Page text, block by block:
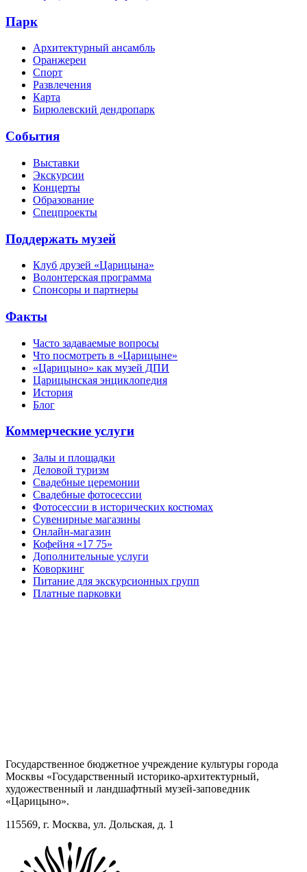
Парк
Архитектурный ансамбль
Оранжереи
Спорт
Развлечения
Карта
Бирюлевский дендропарк
События
Выставки
Экскурсии
Концерты
Образование
Спецпроекты
Поддержать музей
Клуб друзей «Царицына»
Волонтерская программа
Спонсоры и партнеры
Факты
Часто задаваемые вопросы
Что посмотреть в «Царицыне»
«Царицыно» как музей ДПИ
Царицынская энциклопедия
История
Блог
Коммерческие услуги
Залы и площадки
Деловой туризм
Свадебные церемонии
Свадебные фотосессии
Фотосессии в исторических костюмах
Сувенирные магазины
Онлайн-магазин
Кофейня «17 75»
Дополнительные услуги
Коворкинг
Питание для экскурсионных групп
Платные парковки
Государственное бюджетное учреждение культуры города
Москвы «Государственный историко-архитектурный,
художественный и ландшафтный музей-заповедник
«Царицыно».
115569, г. Москва, ул. Дольская, д. 1